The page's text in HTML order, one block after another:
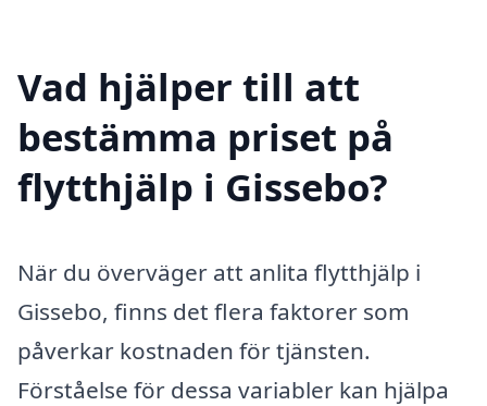
Vad hjälper till att
bestämma priset på
flytthjälp i Gissebo?
När du överväger att anlita flytthjälp i
Gissebo, finns det flera faktorer som
påverkar kostnaden för tjänsten.
Förståelse för dessa variabler kan hjälpa